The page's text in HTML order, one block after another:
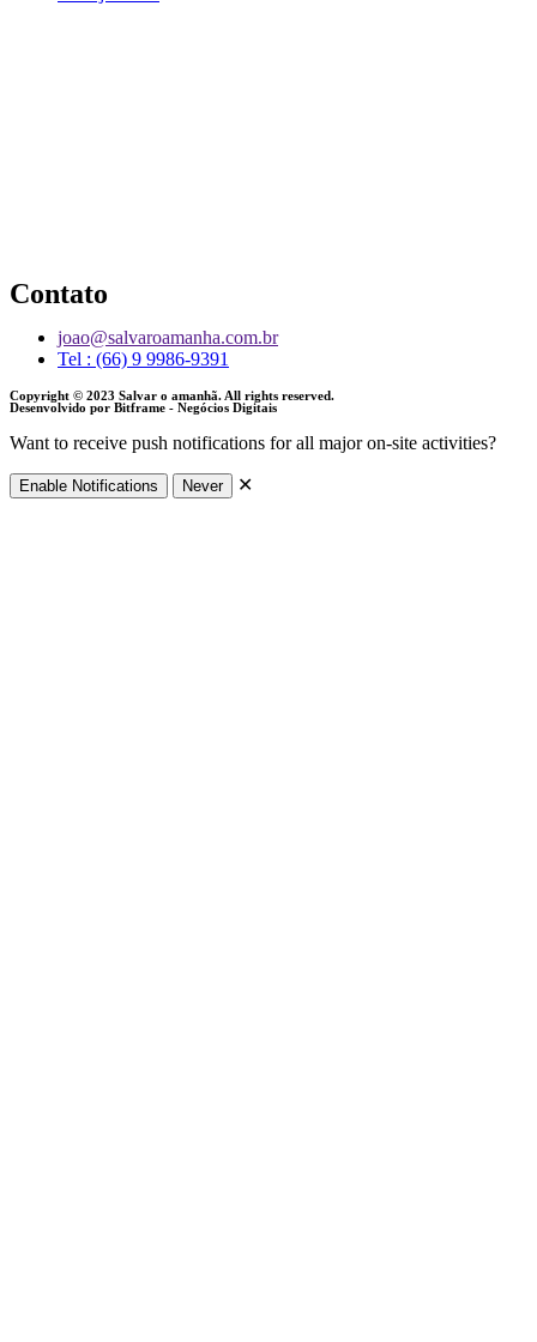
Contato
joao@salvaroamanha.com.br
Tel : (66) 9 9986-9391
Copyright © 2023 Salvar o amanhã. All rights reserved.
Desenvolvido por Bitframe - Negócios Digitais
Want to receive push notifications for all major on-site activities?
Enable Notifications Never ✕